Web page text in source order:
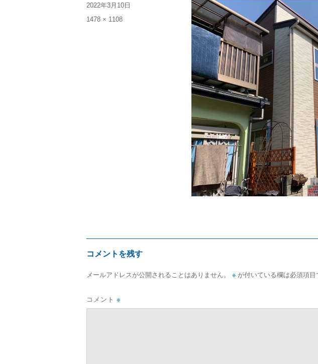
投
稿
2022年3月10日
フ
1478 × 1108
コメントを残す
メールアドレスが公開されることはありません。 ※が付いている欄は必須項目
コメント ※